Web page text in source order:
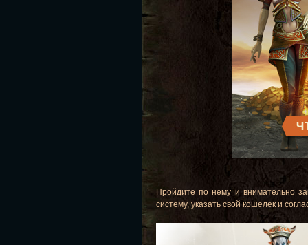
Пройдите по нему и внимательно
систему, указать свой кошелек и